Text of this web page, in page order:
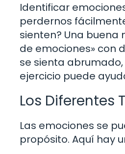
Identificar
perdernos
sienten? Una buena
de emociones» con
se sienta
ejercicio puede
Los Diferentes
Las emociones se
propósito. Aquí hay